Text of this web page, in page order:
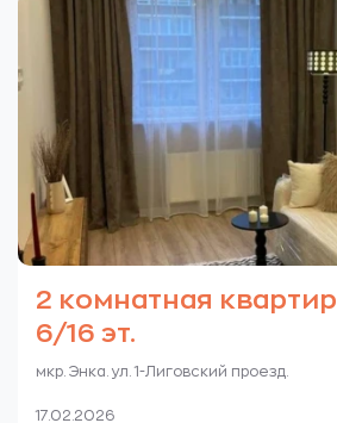
2 комнатная
6/16 эт.
мкр. Энка. ул. 1-Лиговский проезд.
17.02.2026